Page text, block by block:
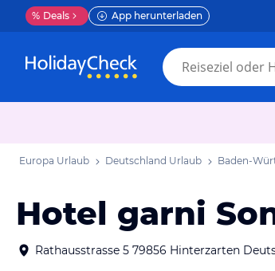
% Deals App herunterladen
Europa Urlaub Deutschland Urlaub Baden-
Hotel garni
Rathausstrasse 5 79856 Hinterzarten